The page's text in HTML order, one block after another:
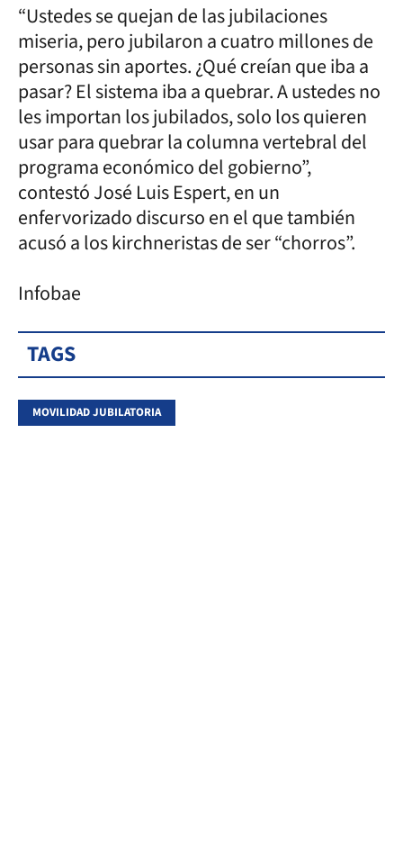
“Ustedes se quejan de las jubilaciones
miseria, pero jubilaron a cuatro millones de
personas sin aportes. ¿Qué creían que iba a
pasar? El sistema iba a quebrar. A ustedes no
les importan los jubilados, solo los quieren
usar para quebrar la columna vertebral del
programa económico del gobierno”,
contestó José Luis Espert, en un
enfervorizado discurso en el que también
acusó a los kirchneristas de ser “chorros”.
Infobae
TAGS
MOVILIDAD JUBILATORIA